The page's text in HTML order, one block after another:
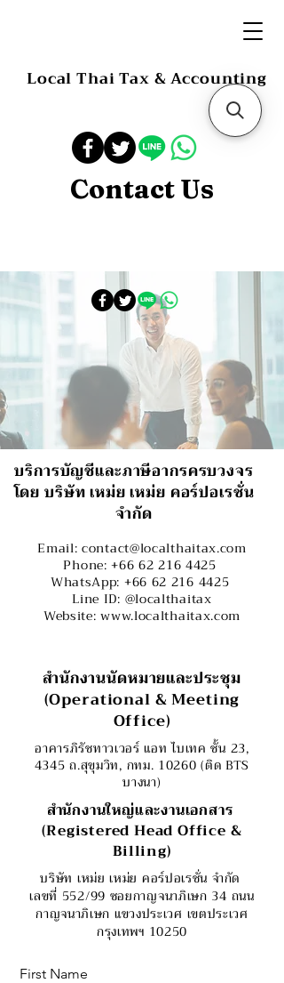
Local Thai Tax & Accounting
Contact Us
บริการบัญชีและภาษีอากรครบวงจร
โดย บริษัท เหม่ย เหม่ย คอร์ปอเรชั่น
จำกัด
Email:contact@localthaitax.com
Phone: +66 62 216 4425
WhatsApp: +66 62 216 4425
Line ID: @localthaitax
Website: www.localthaitax.com
สำนักงานนัดหมายและประชุม
(Operational & Meeting
Office)
อาคารภิรัชทาวเวอร์ แอท ไบเทค ชั้น 23,
4345 ถ.สุขุมวิท, กทม. 10260 (ติด BTS
บางนา)
สำนักงานใหญ่และงานเอกสาร
(Registered Head Office &
Billing)
บริษัท เหม่ย เหม่ย คอร์ปอเรชั่น จำกัด
เลขที่ 552/99 ซอยกาญจนาภิเษก 34 ถนน
กาญจนาภิเษก แขวงประเวศ เขตประเวศ
กรุงเทพฯ 10250
First Name